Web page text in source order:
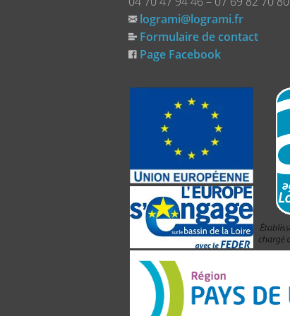
logrami@logrami.fr
Formulaire de contact
Page Facebook